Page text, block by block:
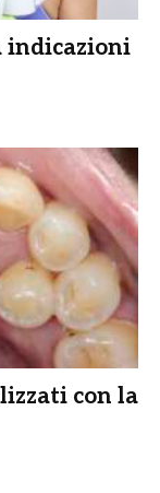
indicazioni
con la